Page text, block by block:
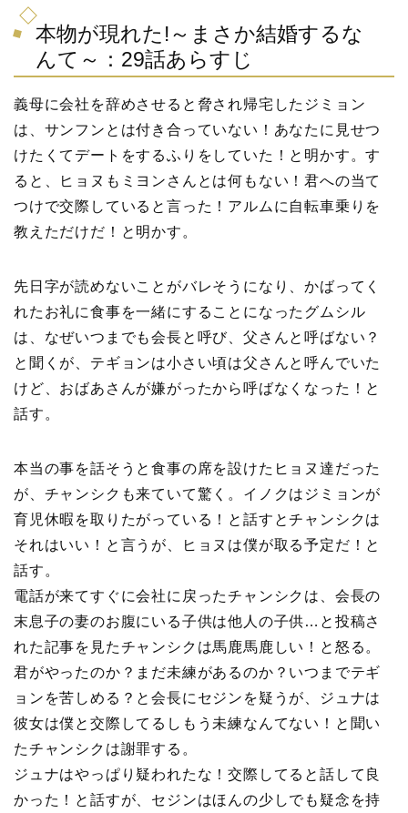
本物が現れた!～まさか結婚するな
んて～：29話あらすじ
義母に会社を辞めさせると脅され帰宅したジミョン
は、サンフンとは付き合っていない！あなたに見せつ
けたくてデートをするふりをしていた！と明かす。す
ると、ヒョヌもミヨンさんとは何もない！君への当て
つけで交際していると言った！アルムに自転車乗りを
教えただけだ！と明かす。
先日字が読めないことがバレそうになり、かばってく
れたお礼に食事を一緒にすることになったグムシル
は、なぜいつまでも会長と呼び、父さんと呼ばない？
と聞くが、テギョンは小さい頃は父さんと呼んでいた
けど、おばあさんが嫌がったから呼ばなくなった！と
話す。
本当の事を話そうと食事の席を設けたヒョヌ達だった
が、チャンシクも来ていて驚く。イノクはジミョンが
育児休暇を取りたがっている！と話すとチャンシクは
それはいい！と言うが、ヒョヌは僕が取る予定だ！と
話す。
電話が来てすぐに会社に戻ったチャンシクは、会長の
末息子の妻のお腹にいる子供は他人の子供…と投稿さ
れた記事を見たチャンシクは馬鹿馬鹿しい！と怒る。
君がやったのか？まだ未練があるのか？いつまでテギ
ョンを苦しめる？と会長にセジンを疑うが、ジュナは
彼女は僕と交際してるしもう未練なんてない！と聞い
たチャンシクは謝罪する。
ジュナはやっぱり疑われたな！交際してると話して良
かった！と話すが、セジンはほんの少しでも疑念を持